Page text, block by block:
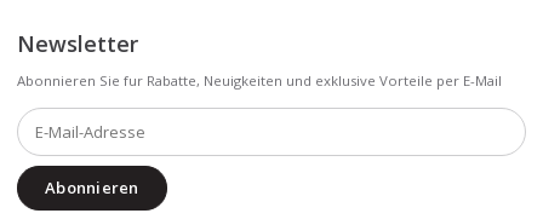
Newsletter
Abonnieren Sie fur Rabatte, Neuigkeiten und exklusive Vorteile per E-Mail
Abonnieren